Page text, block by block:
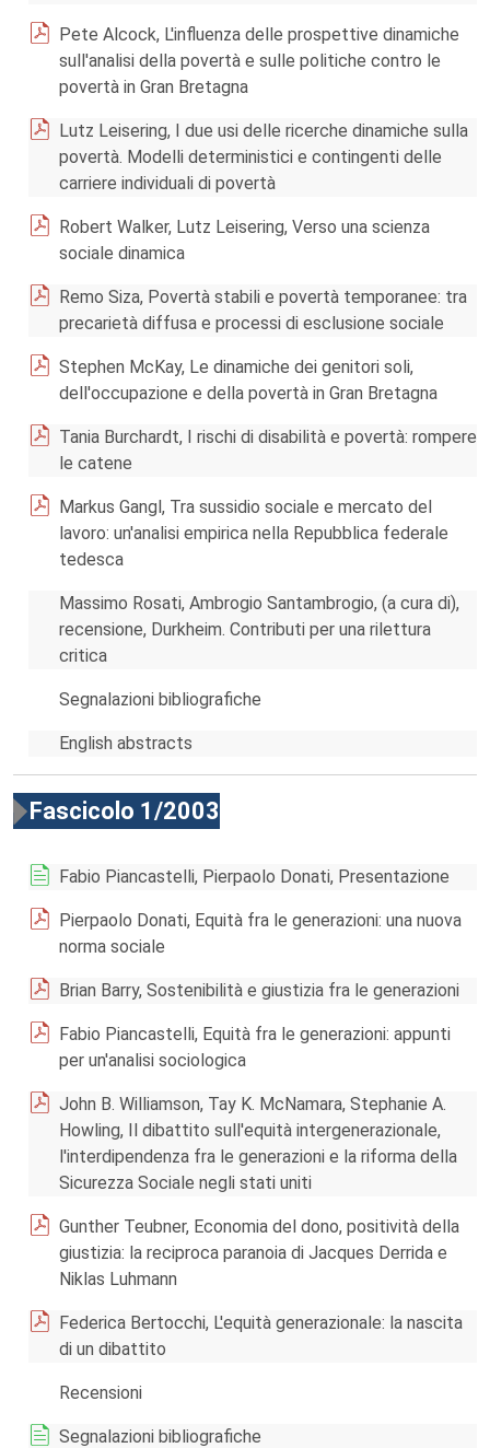
Pete Alcock, L'influenza delle prospettive dinamiche
sull'analisi della povertà e sulle politiche contro le
povertà in Gran Bretagna
Lutz Leisering, I due usi delle ricerche dinamiche sulla
povertà. Modelli deterministici e contingenti delle
carriere individuali di povertà
Robert Walker, Lutz Leisering, Verso una scienza
sociale dinamica
Remo Siza, Povertà stabili e povertà temporanee: tra
precarietà diffusa e processi di esclusione sociale
Stephen McKay, Le dinamiche dei genitori soli,
dell'occupazione e della povertà in Gran Bretagna
Tania Burchardt, I rischi di disabilità e povertà: rompere
le catene
Markus Gangl, Tra sussidio sociale e mercato del
lavoro: un'analisi empirica nella Repubblica federale
tedesca
Massimo Rosati, Ambrogio Santambrogio, (a cura di),
recensione, Durkheim. Contributi per una rilettura
critica
Segnalazioni bibliografiche
English abstracts
Fascicolo 1/2003
Fabio Piancastelli, Pierpaolo Donati, Presentazione
Pierpaolo Donati, Equità fra le generazioni: una nuova
norma sociale
Brian Barry, Sostenibilità e giustizia fra le generazioni
Fabio Piancastelli, Equità fra le generazioni: appunti
per un'analisi sociologica
John B. Williamson, Tay K. McNamara, Stephanie A.
Howling, Il dibattito sull'equità intergenerazionale,
l'interdipendenza fra le generazioni e la riforma della
Sicurezza Sociale negli stati uniti
Gunther Teubner, Economia del dono, positività della
giustizia: la reciproca paranoia di Jacques Derrida e
Niklas Luhmann
Federica Bertocchi, L'equità generazionale: la nascita
di un dibattito
Recensioni
Segnalazioni bibliografiche